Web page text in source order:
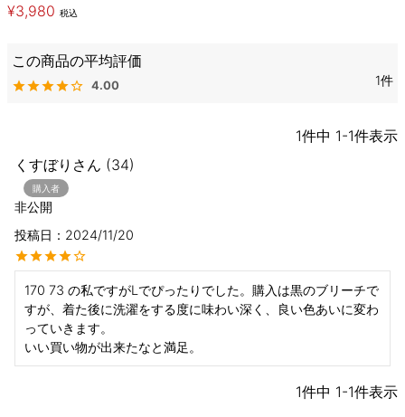
¥3,980 税込
4.00 1
1件中 1-1件表示
くすぼり
34
購入者
非公開
投稿日
2024/11/20
170 73 の私ですがLでぴったりでした。購入は黒のブリーチで
すが、着た後に洗濯をする度に味わい深く、良い色あいに変わ
っていきます。
いい買い物が出来たなと満足。
1件中 1-1件表示